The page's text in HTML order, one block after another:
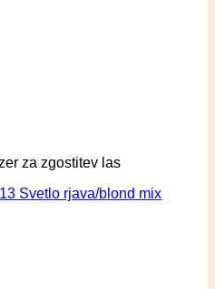
za zgostitev las
Svetlo rjava/blond mix